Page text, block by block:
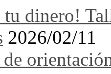
tu dinero!
2026/02/11